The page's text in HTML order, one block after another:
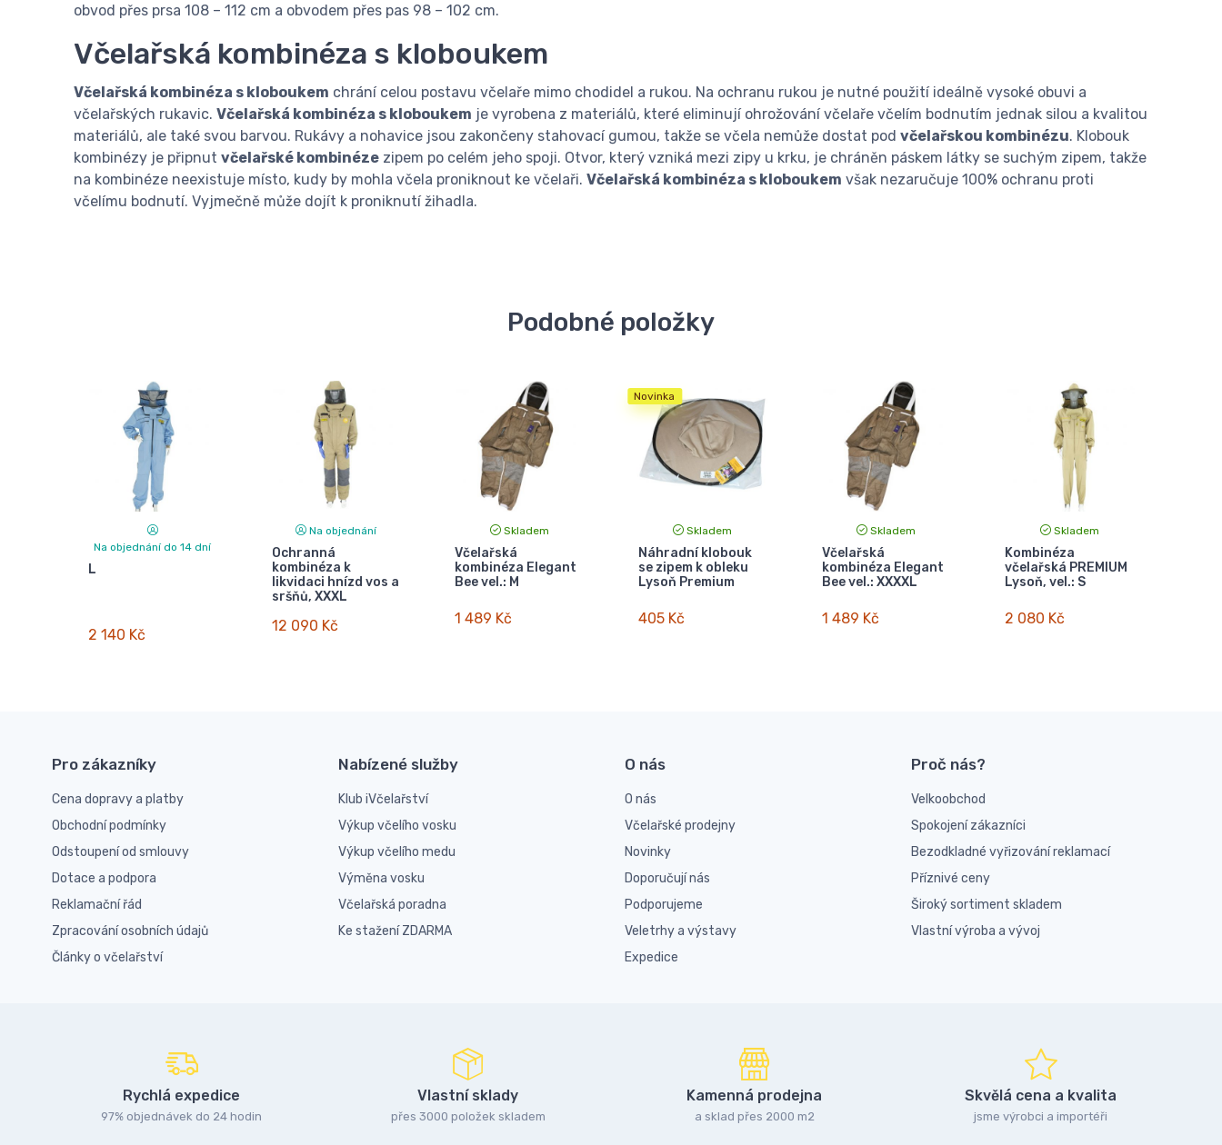
obvod přes prsa 108 – 112 cm a obvodem přes pas 98 – 102 cm.
Včelařská kombinéza s kloboukem
Včelařská kombinéza s kloboukem chrání celou postavu včelaře mimo chodidel a rukou. Na ochranu rukou je nutné použití ideálně vysoké obuvi a
včelařských rukavic. Včelařská kombinéza s kloboukem je vyrobena z materiálů, které eliminují ohrožování včelaře včelím bodnutím jednak silou a kvalitou
materiálů, ale také svou barvou. Rukávy a nohavice jsou zakončeny stahovací gumou, takže se včela nemůže dostat pod včelařskou kombinézu. Klobouk
kombinézy je připnut včelařské kombinéze zipem po celém jeho spoji. Otvor, který vzniká mezi zipy u krku, je chráněn páskem látky se suchým zipem, takže
na kombinéze neexistuje místo, kudy by mohla včela proniknout ke včelaři. Včelařská kombinéza s kloboukem však nezaručuje 100% ochranu proti
včelímu bodnutí. Vyjmečně může dojít k proniknutí žihadla.
Podobné položky
Na objednání do 14 dní
L
2 140 Kč
Na objednání
Ochranná
kombinéza k
likvidaci hnízd vos a
sršňů, XXXL
12 090 Kč
Skladem
Včelařská
kombinéza Elegant
Bee vel.: M
1 489 Kč
Novinka
Skladem
Náhradní klobouk
se zipem k obleku
Lysoň Premium
405 Kč
Skladem
Včelařská
kombinéza Elegant
Bee vel.: XXXXL
1 489 Kč
Skladem
Kombinéza
včelařská PREMIUM
Lysoň, vel.: S
2 080 Kč
Pro zákazníky
Cena dopravy a platby
Obchodní podmínky
Odstoupení od smlouvy
Dotace a podpora
Reklamační řád
Zpracování osobních údajů
Články o včelařství
Nabízené služby
Klub iVčelařství
Výkup včelího vosku
Výkup včelího medu
Výměna vosku
Včelařská poradna
Ke stažení ZDARMA
O nás
O nás
Včelařské prodejny
Novinky
Doporučují nás
Podporujeme
Veletrhy a výstavy
Expedice
Proč nás?
Velkoobchod
Spokojení zákazníci
Bezodkladné vyřizování reklamací
Příznivé ceny
Široký sortiment skladem
Vlastní výroba a vývoj
Rychlá expedice
97% objednávek do 24 hodin
Vlastní sklady
přes 3000 položek skladem
Kamenná prodejna
a sklad přes 2000 m2
Skvělá cena a kvalita
jsme výrobci a importéři